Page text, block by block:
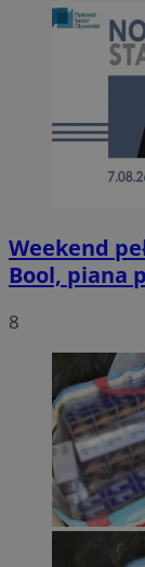
Weekend
Bool, piana
8